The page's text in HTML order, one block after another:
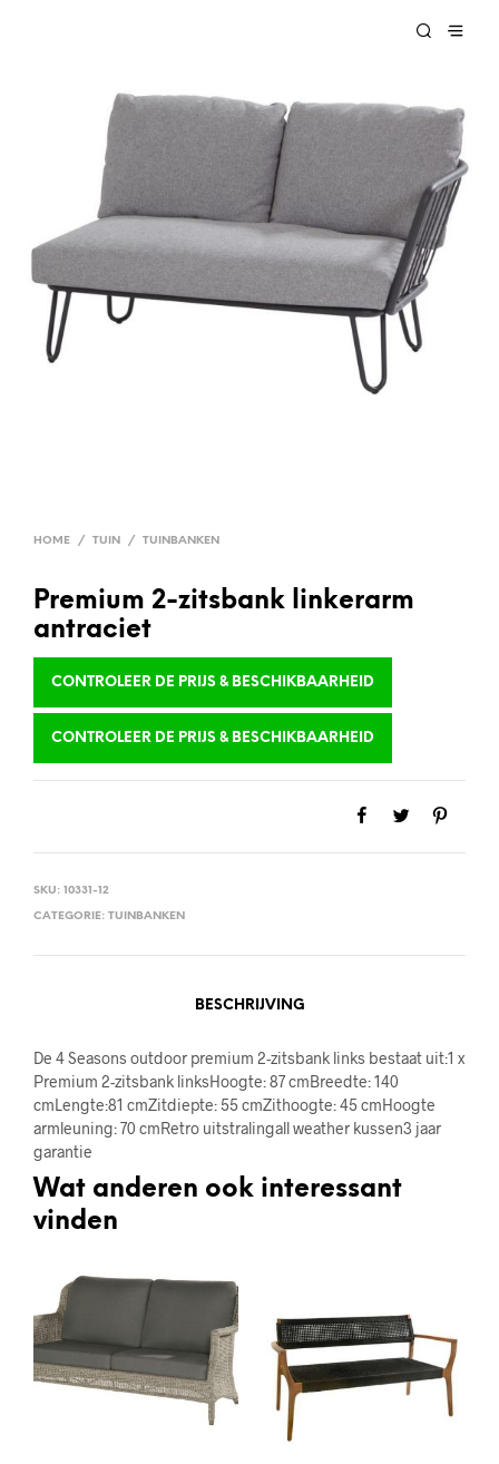
HOME / TUIN / TUINBANKEN
Premium 2-zitsbank linkerarm
antraciet
CONTROLEER DE PRIJS & BESCHIKBAARHEID
CONTROLEER DE PRIJS & BESCHIKBAARHEID
SKU: 10331-12
CATEGORIE: TUINBANKEN
BESCHRIJVING
De 4 Seasons outdoor premium 2-zitsbank links bestaat uit:1 x
Premium 2-zitsbank linksHoogte: 87 cmBreedte: 140
cmLengte:81 cmZitdiepte: 55 cmZithoogte: 45 cmHoogte
armleuning: 70 cmRetro uitstralingall weather kussen3 jaar
garantie
Wat anderen ook interessant
vinden